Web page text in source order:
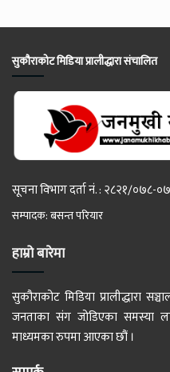
सुकौराकोट मिडिया प्रालीद्धारा संचालित
सूचना विभाग दर्ता नं. : २८२१/०७८-
सम्पादक: बसन्त परियार
हाम्रो बारेमा
सुकौराकोट मिडिया प्रालीद्धारा
जनताका संग जोडिएका समस्या
माध्यमका रुपमा आएका छौं ।